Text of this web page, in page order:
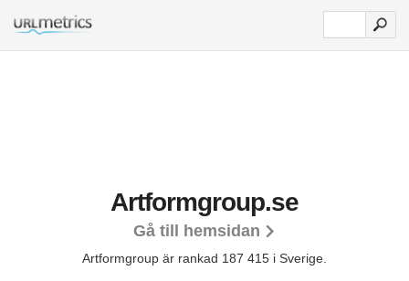
Artformgroup.se
Gå till hemsidan
Artformgroup är rankad 187 415 i Sverige.